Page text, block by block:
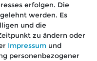
ab 75 €
per Telefon &
erfolgen. Die
werden. Es
und die
zu ändern oder
Impressum und
personenbezogener